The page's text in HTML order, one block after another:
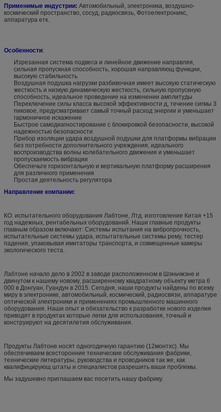
Применимые индустрии: Автомобильный, электроника, воздушно-
космический пространство, сосуд, радиосвязь, Фотоелектроникс,
аппаратура етк.
Особенности:
Изрезанная система подвеса и линейное движение направляя,
сильная пропускная способность, хорошая направляющ функции,
высокую стабильность
Воздушная подушка нагрузки разбивочная имеет высокую статическую
жесткость и низкую динамическую жесткость, сильную пропускную
способность, идеальное проведение на изменении амплитуды
Переключение силы класса высокой эффективности д, течение сигмы 3
пиковое, предусматривает самый точный расход энергии и уменьшает
гармоничное искажение
Быстрое самодиагностирование с блокировкой безопасности, высокой
надежностью безопасности
Прибор изоляции удара воздушной подушки для платформы вибрации
без потребности дополнительного учреждения, идеального
воспроизводства волны колебательного движения и уменьшает
пропускаемость вибрации
Обеспечьте горизонтальную и вертикальную платформу расширения
для различного применения
Простая деятельность регулятора
Направление компании:
КО. испытательного оборудования Лабтоне, Лтд. изготовление Китая +15
год надежных, рентабельных оборудований. Наши главные продукты
главным образом включают: Системы испытания на вибропрочность,
испытательные системы удара, испытательные системы рему, тестер
падения, упаковывая имитаторы транспорта, и совмещенные камеры
экологического теста.
Лабтоне начало дело в 2002 в заводе расположенном в Шэньчжэне и
двинутом к нашему новому, расширенному квадратному объекту метра 6
000 в Донгуан, Гуандун в 2015. Сегодня, наши продукты найдены по всему
миру в электронике, автомобильный, космический, радиосвязи, аппаратуре
оптической электроники и применениях промышленного машинного
оборудования. Наши опыт и обязательство к разработке нового изделия
приводят в продуктах которые легки для использования, точный и
конструируют на десятилетия обслуживания.
Продукты Лабтоне носят одногодичную гарантию (12монтхс). Мы
обеспечиваем всесторонние технические обслуживания фабрики,
технические литературы, руководства и проводников так же, как
квалифицирующ штаты и специалистов разрешить ваши проблемы.
Мы задушевно приглашаем вас посетить нашу фабрику.